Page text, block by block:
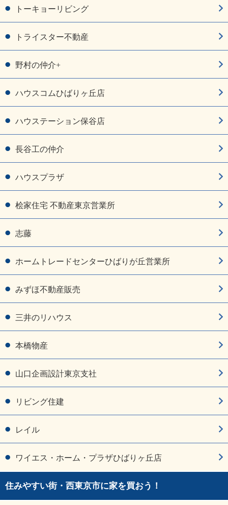
トーキョーリビング
トライスター不動産
野村の仲介+
ハウスコムひばりヶ丘店
ハウステーション保谷店
長谷工の仲介
ハウスプラザ
桧家住宅 不動産東京営業所
志藤
ホームトレードセンターひばりが丘営業所
みずほ不動産販売
三井のリハウス
本橋物産
山口企画設計東京支社
リビング住建
レイル
ワイエス・ホーム・プラザひばりヶ丘店
住みやすい街・西東京市に家を買おう！